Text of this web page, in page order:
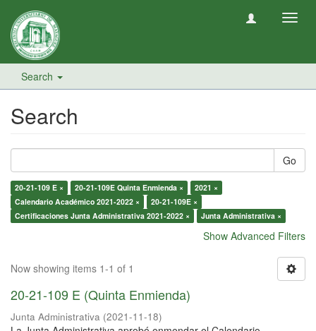
Search
Search
Go
20-21-109 E × 20-21-109E Quinta Enmienda ×
2021 ×
Calendario Académico 2021-2022 ×
20-21-109E ×
Certificaciones Junta Administrativa 2021-2022 ×
Junta Administrativa ×
Show Advanced Filters
Now showing items 1-1 of 1
20-21-109 E (Quinta Enmienda)
Junta Administrativa (2021-11-18)